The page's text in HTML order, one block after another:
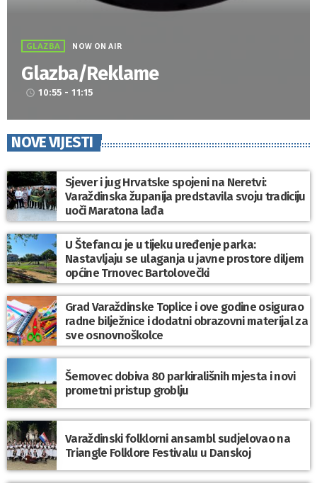
GLAZBA NOW ON AIR
Glazba/Reklame
access_time 10:55 - 11:15
NOVE VIJESTI
Sjever i jug Hrvatske spojeni na Neretvi:
Varaždinska županija predstavila svoju tradiciju
uoči Maratona lađa
U Štefancu je u tijeku uređenje parka:
Nastavljaju se ulaganja u javne prostore diljem
općine Trnovec Bartolovečki
Grad Varaždinske Toplice i ove godine osigurao
radne bilježnice i dodatni obrazovni materijal za
sve osnovnoškolce
Šemovec dobiva 80 parkirališnih mjesta i novi
prometni pristup groblju
Varaždinski folklorni ansambl sudjelovao na
Triangle Folklore Festivalu u Danskoj